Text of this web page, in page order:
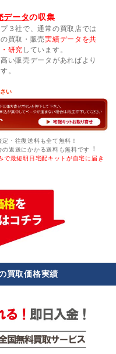
データの収集
３社で、通常の買取店では
買取・販売実績データを共
研究 しています。
い販売データがあればより
。
い
・往復送料も全て無料！
返送にかかる送料も無料です︕
最短明日宅配キットが自宅に届き
買取価格実績